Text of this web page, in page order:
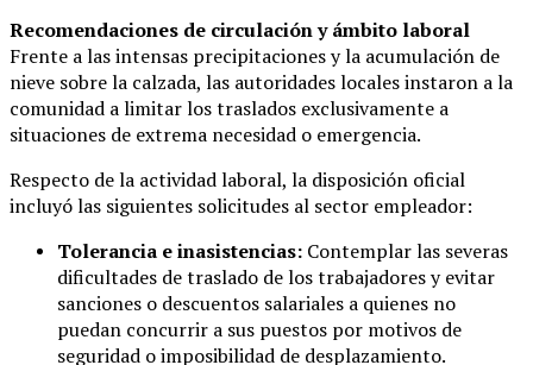
Recomendaciones de circulación y ámbito laboral
Frente a las intensas precipitaciones y la acumulación de
nieve sobre la calzada, las autoridades locales instaron a la
comunidad a limitar los traslados exclusivamente a
situaciones de extrema necesidad o emergencia.
Respecto de la actividad laboral, la disposición oficial
incluyó las siguientes solicitudes al sector empleador:
Tolerancia e inasistencias: Contemplar las severas
dificultades de traslado de los trabajadores y evitar
sanciones o descuentos salariales a quienes no
puedan concurrir a sus puestos por motivos de
seguridad o imposibilidad de desplazamiento.